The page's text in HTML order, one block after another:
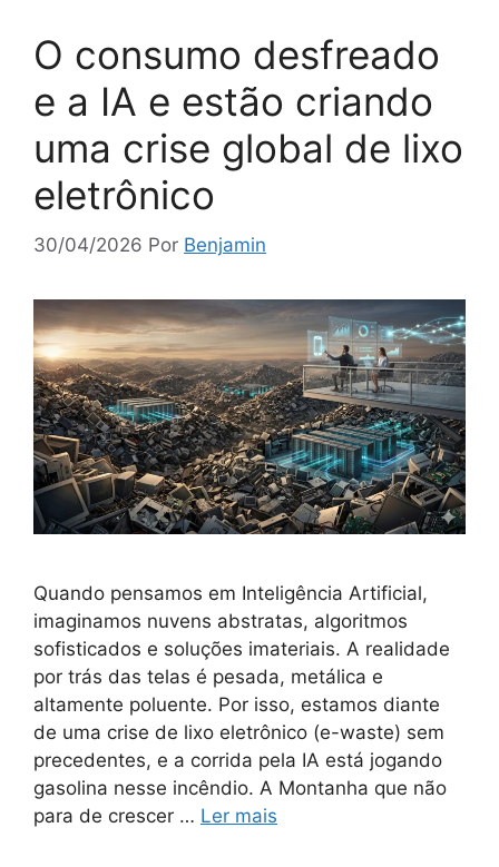
O consumo desfreado
e a IA e estão criando
uma crise global de lixo
eletrônico
30/04/2026 Por Benjamin
Quando pensamos em Inteligência Artificial,
imaginamos nuvens abstratas, algoritmos
sofisticados e soluções imateriais. A realidade
por trás das telas é pesada, metálica e
altamente poluente. Por isso, estamos diante
de uma crise de lixo eletrônico (e-waste) sem
precedentes, e a corrida pela IA está jogando
gasolina nesse incêndio. A Montanha que não
para de crescer … Ler mais